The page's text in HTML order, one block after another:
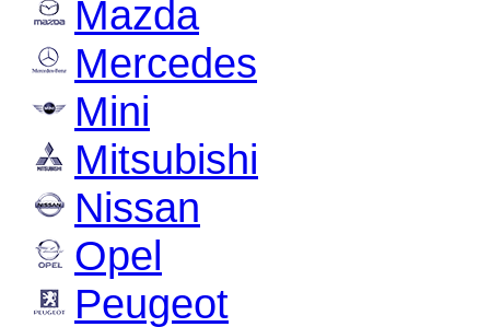
Mazda
Mercedes
Mini
Mitsubishi
Nissan
Opel
Peugeot